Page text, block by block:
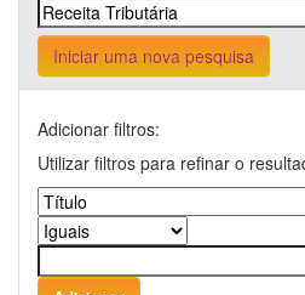
Iniciar uma nova pesquisa
Adicionar filtros:
Utilizar filtros para refinar o